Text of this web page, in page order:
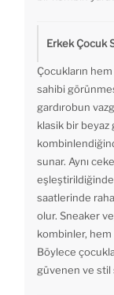
Erkek Çocuk
Çocukların
sahibi
gardırobun
klasik bir
sunar. Aynı
saatlerinde
olur. Sneaker
kombinler, hem
Böylece
güvenen ve stil